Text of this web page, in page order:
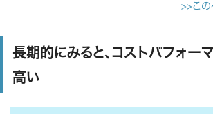
>>こ
長期的にみると、コストパフォー
高い